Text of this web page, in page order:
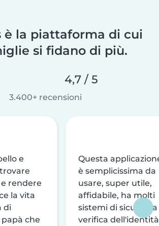
è la piattaforma di cui
si fidano di più.
4,7 / 5
3.400+ recensioni
e
rendere
la vita
di
che
Questa
è semplicissima da
usare, super utile,
affidabile, ha molti
sistemi di sicurezza
verifica dell'identità